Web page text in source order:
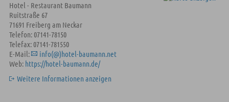
Hotel - Restaurant Baumann
Ruitstraße 67
71691 Freiberg am Neckar
Telefon: 07141-78150
Telefax: 07141-781550
E-Mail:
info(@)hotel-baumann.net
Web: https://hotel-baumann.de/
Weitere Informationen anzeigen